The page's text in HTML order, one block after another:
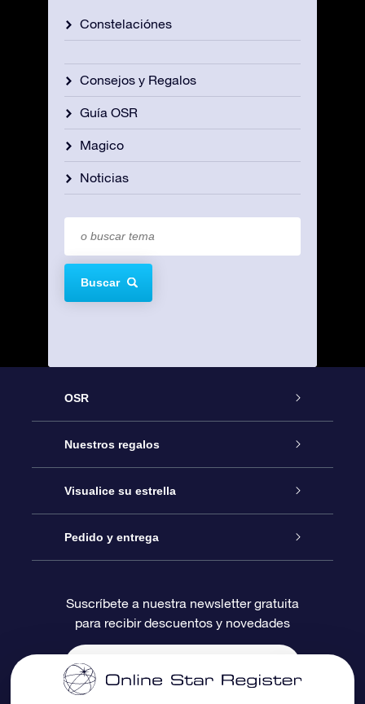
Constelaciónes
Consejos y Regalos
Guía OSR
Magico
Noticias
Buscar
OSR
Atención
Contáctanos
Blog
Reseñas
Nuestros regalos
Regalo Estrella Online
Paquete de Regalo OSR
Tarjeta de Regalo OSR
Regalos empresariales
Visualice su estrella
Registro estelar
Página de Estrella Personalizada
Un Millón de Estrellas
Pedido y entrega
Información de Pago
Información de Envío
Suscríbete a nuestra newsletter gratuita
para recibir descuentos y novedades